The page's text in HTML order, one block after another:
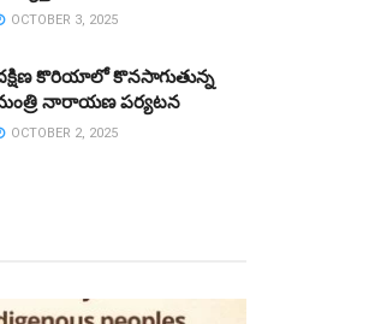
OCTOBER 3, 2025
కొరియాలో కొనసాగుతున్న
నారాయణ పర్యటన
OCTOBER 2, 2025